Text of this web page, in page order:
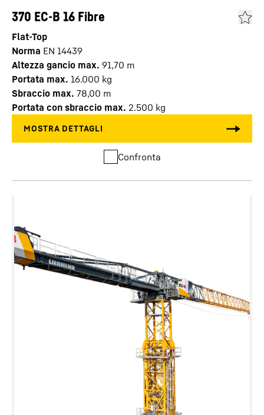
370 EC-B 16 Fibre
Flat-Top
Norma EN 14439
Altezza gancio max. 91,70 m
Portata max. 16.000 kg
Sbraccio max. 78,00 m
Portata con sbraccio max. 2.500 kg
Confronta